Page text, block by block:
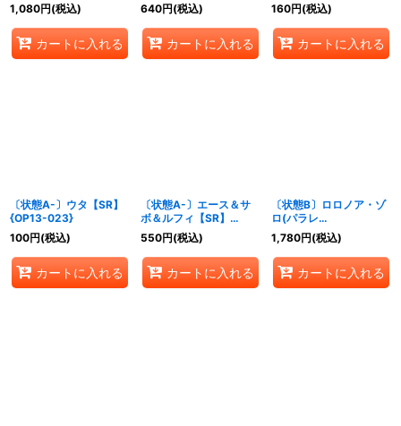
{OP13-040}
1,080円(税込)
カートに入れる
{OP13-057}
640円(税込)
カートに入れる
160円(税込)
カートに入れる
〔状態A-〕ウタ【SR】
{OP13-023}
100円(税込)
カートに入れる
〔状態A-〕エース＆サ
ボ＆ルフィ【SR】
{OP13-007}
550円(税込)
カートに入れる
〔状態B〕ロロノア・ゾ
ロ(パラレ
ル/illust:Morechand)
【R/P】{OP09-076}
1,780円(税込)
カートに入れる